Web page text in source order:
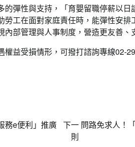
彈性與支持，「育嬰留職停薪以
工在面對家庭責任時，能彈性安
部管理與人事制度，營造更友善、
益受損情形，可撥打諮詢專線02-
務e便利」推廣 下一
則
問路免求人！
名間高
立國際
編輯中心